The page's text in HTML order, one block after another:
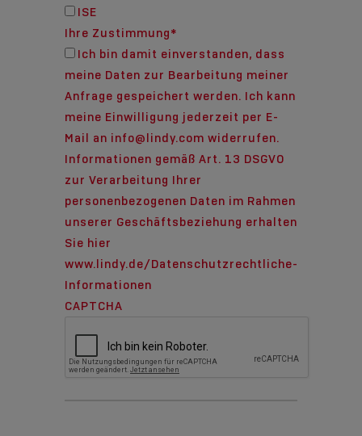
ISE
Ihre Zustimmung*
Ich bin damit einverstanden, dass
meine Daten zur Bearbeitung meiner
Anfrage gespeichert werden. Ich kann
meine Einwilligung jederzeit per E-
Mail an info@lindy.com widerrufen.
Informationen gemäß Art. 13 DSGVO
zur Verarbeitung Ihrer
personenbezogenen Daten im Rahmen
unserer Geschäftsbeziehung erhalten
Sie hier
www.lindy.de/Datenschutzrechtliche-
Informationen
CAPTCHA